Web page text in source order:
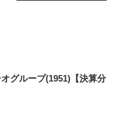
グループ(1951)【決算分